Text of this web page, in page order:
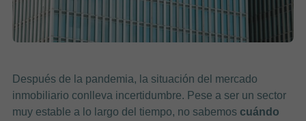
Después de la pandemia, la situación del mercado
inmobiliario conlleva incertidumbre. Pese a ser un sector
muy estable a lo largo del tiempo, no sabemos cuándo